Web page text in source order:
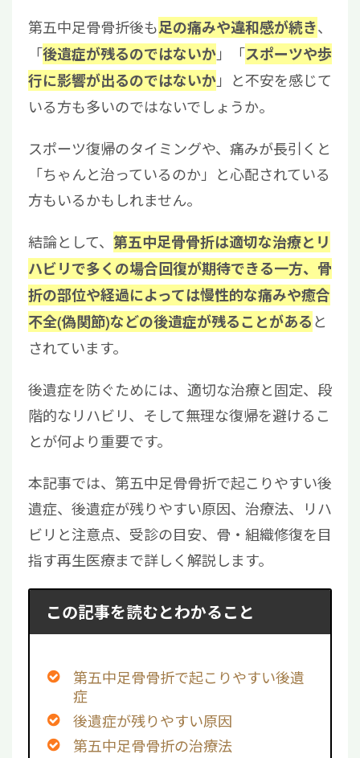
第五中足骨骨折後も足の痛みや違和感が続き、
「後遺症が残るのではないか」「スポーツや歩
行に影響が出るのではないか」と不安を感じて
いる方も多いのではないでしょうか。
スポーツ復帰のタイミングや、痛みが長引くと
「ちゃんと治っているのか」と心配されている
方もいるかもしれません。
結論として、 第五中足骨骨折は適切な治療とリ
ハビリで多くの場合回復が期待できる一方、骨
折の部位や経過によっては慢性的な痛みや癒合
不全(偽関節)などの後遺症が残ることがあると
されています。
後遺症を防ぐためには、適切な治療と固定、段
階的なリハビリ、そして無理な復帰を避けるこ
とが何より重要です。
本記事では、第五中足骨骨折で起こりやすい後
遺症、後遺症が残りやすい原因、治療法、リハ
ビリと注意点、受診の目安、骨・組織修復を目
指す再生医療まで詳しく解説します。
この記事を読むとわかること
第五中足骨骨折で起こりやすい後遺
症
後遺症が残りやすい原因
第五中足骨骨折の治療法